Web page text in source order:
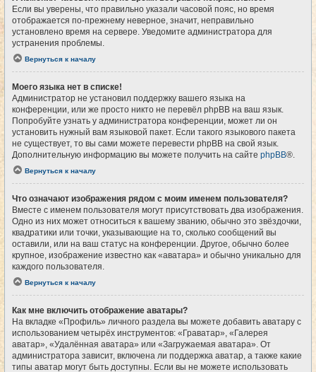
Если вы уверены, что правильно указали часовой пояс, но время
отображается по-прежнему неверное, значит, неправильно
установлено время на сервере. Уведомите администратора для
устранения проблемы.
Вернуться к началу
Моего языка нет в списке!
Администратор не установил поддержку вашего языка на
конференции, или же просто никто не перевёл phpBB на ваш язык.
Попробуйте узнать у администратора конференции, может ли он
установить нужный вам языковой пакет. Если такого языкового пакета
не существует, то вы сами можете перевести phpBB на свой язык.
Дополнительную информацию вы можете получить на сайте phpBB®.
Вернуться к началу
Что означают изображения рядом с моим именем пользователя?
Вместе с именем пользователя могут присутствовать два изображения.
Одно из них может относиться к вашему званию, обычно это звёздочки,
квадратики или точки, указывающие на то, сколько сообщений вы
оставили, или на ваш статус на конференции. Другое, обычно более
крупное, изображение известно как «аватара» и обычно уникально для
каждого пользователя.
Вернуться к началу
Как мне включить отображение аватары?
На вкладке «Профиль» личного раздела вы можете добавить аватару с
использованием четырёх инструментов: «Граватар», «Галерея
аватар», «Удалённая аватара» или «Загружаемая аватара». От
администратора зависит, включена ли поддержка аватар, а также какие
типы аватар могут быть доступны. Если вы не можете использовать